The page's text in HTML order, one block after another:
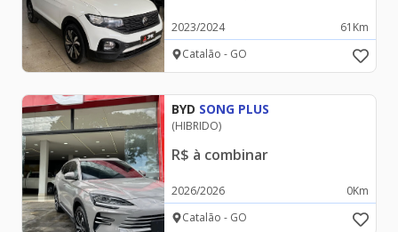
NISSAN
PEUGEOT
RAM
RENAULT
2023/2024 61 Km
Catalão - GO
BYD SONG PLUS
(HIBRIDO)
R$ à combinar
2026/2026 0Km
Catalão - GO